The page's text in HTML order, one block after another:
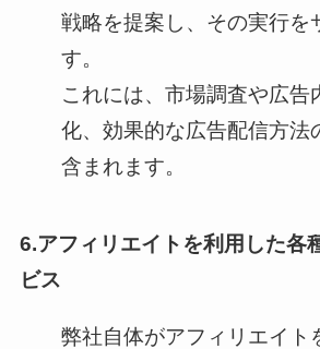
戦略を提案し、その実行を
す。
これには、市場調査や広告
化、効果的な広告配信方法
含まれます。
6.アフィリエイトを利用した各
ビス
弊社自体がアフィリエイト